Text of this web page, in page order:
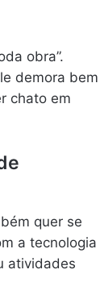
obra”.
demora bem
chato em
quer se
a tecnologia
atividades